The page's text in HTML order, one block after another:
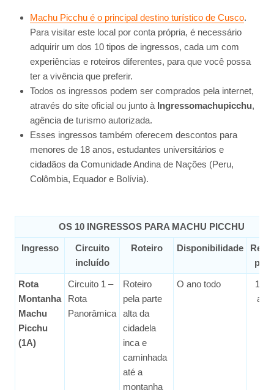
Machu Picchu é o principal destino turístico de Cusco.
Para visitar este local por conta própria, é necessário
adquirir um dos 10 tipos de ingressos, cada um com
experiências e roteiros diferentes, para que você possa
ter a vivência que preferir.
Todos os ingressos podem ser comprados pela internet,
através do site oficial ou junto à Ingressomachupicchu,
agência de turismo autorizada.
Esses ingressos também oferecem descontos para
menores de 18 anos, estudantes universitários e
cidadãos da Comunidade Andina de Nações (Peru,
Colômbia, Equador e Bolívia).
OS 10 INGRESSOS PARA MACHU PICCHU
Ingresso
Circuito
incluído
Roteiro Disponibilidade
Rota
Montanha
Machu
Picchu
(1A)
Circuito 1 –
Rota
Panorâmica
Roteiro
pela parte
alta da
cidadela
inca e
caminhada
até a
montanha
O ano todo
1